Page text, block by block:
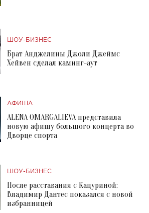
ШОУ-БИЗНЕС
Брат Анджелины Джоли Джеймс
Хейвен сделал каминг-аут
АФИША
ALENA OMARGALIEVA представила
новую афишу большого концерта во
Дворце спорта
ШОУ-БИЗНЕС
После расставания с Кацуриной:
Владимир Дантес показался с новой
избранницей